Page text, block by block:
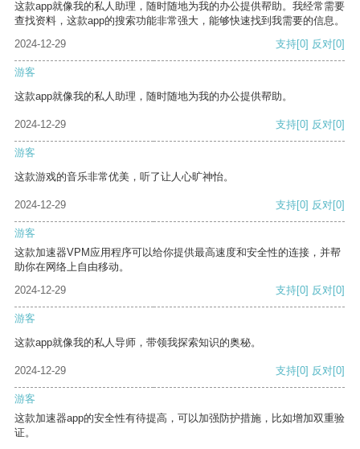
这款app就像我的私人助理，随时随地为我的办公提供帮助。我经常需要
查找资料，这款app的搜索功能非常强大，能够快速找到我需要的信息。
2024-12-29
支持[0] 反对[0]
游客
这款app就像我的私人助理，随时随地为我的办公提供帮助。
2024-12-29 支持[0] 反对[0]
游客
这款游戏的音乐非常优美，听了让人心旷神怡。
2024-12-29 支持[0] 反对[0]
游客
这款加速器VPM应用程序可以给你提供最高速度和安全性的连接，并帮
助你在网络上自由移动。
2024-12-29
支持[0] 反对[0]
游客
这款app就像我的私人导师，带领我探索知识的奥秘。
2024-12-29 支持[0] 反对[0]
游客
这款加速器app的安全性有待提高，可以加强防护措施，比如增加双重验
证。